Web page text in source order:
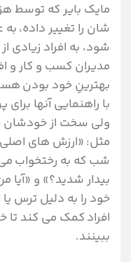
مایک بایر که توسط
شان را تغییر داده،
شود، به افراد زیادی
مدیران کسب و کار و
بهترینِ خود بودن
با راهنمایی آنها
ولی سخت از خودشان
مثل: «ارزش های
شب که به رختخواب
بیدار شدید؟» و
خود را به دلیل ترس یا
افراد کمک می کند تا
ببینند.